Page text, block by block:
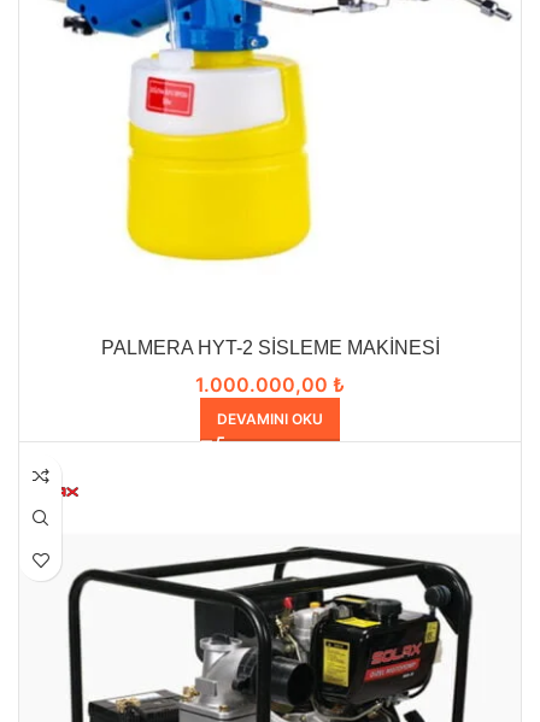
PALMERA HYT-2 SİSLEME MAKİNESİ
1.000.000,00 ₺
DEVAMINI OKU